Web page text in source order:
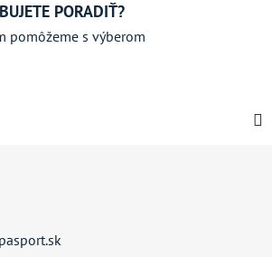
PORADIŤ?
pomôžeme s výberom